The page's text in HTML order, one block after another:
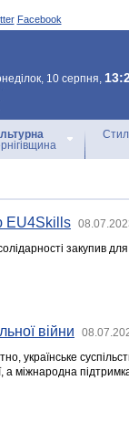
Facebook
10 серпня,
EU4Skills
закупив
війни
українське
а міжнародна